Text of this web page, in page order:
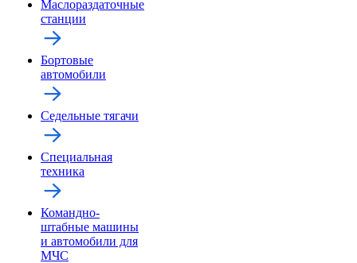
Маслораздаточные
станции
Бортовые
автомобили
Седельные тягачи
Специальная
техника
Командно-
штабные машины
и автомобили для
МЧС